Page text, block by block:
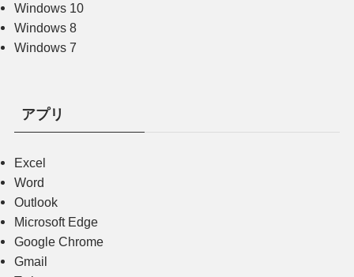
Windows 10
Windows 8
Windows 7
アプリ
Excel
Word
Outlook
Microsoft Edge
Google Chrome
Gmail